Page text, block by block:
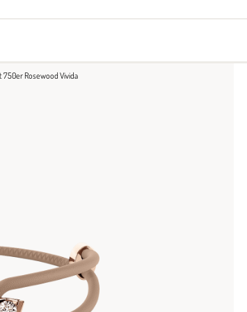
Rosewood Vivida